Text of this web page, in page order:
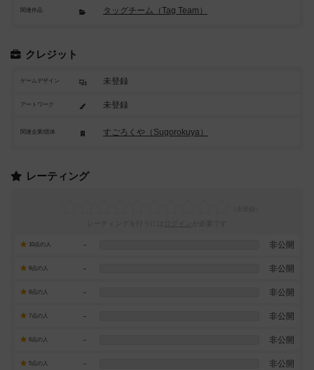
関連作品 タッグチーム（Tag Team）
クレジット
ゲームデザイン 未登録
アートワーク 未登録
関連企業/団体 すごろくや（Sugorokuya）
レーティング
10点の人 - 非公開
9点の人 - 非公開
8点の人 - 非公開
7点の人 - 非公開
6点の人 - 非公開
5点の人 - 非公開